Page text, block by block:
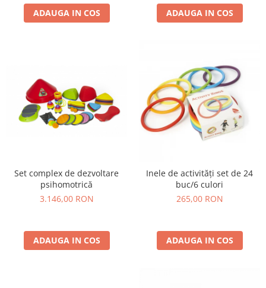
Joc imaginativ
Jucării interactive
Matematica
Pregătire pentru școală
Pregătirea scrierii de mână
Secventialitate
Mărgele de călcat HAMA
Hama Maxi Sticks
Mărgele HAMA MINI
ADAUGA IN COS ADAUGA IN COS
Set complex de dezvoltare
psihomotrică
3.146,00 RON
ADAUGA IN COS
Inele de activități set de 24
buc/6 culori
265,00 RON
ADAUGA IN COS